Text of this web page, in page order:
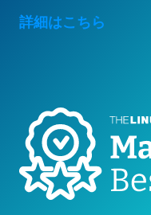
詳細はこちら